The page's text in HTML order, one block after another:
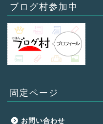
ブログ村参加中
固定ページ
お問い合わせ